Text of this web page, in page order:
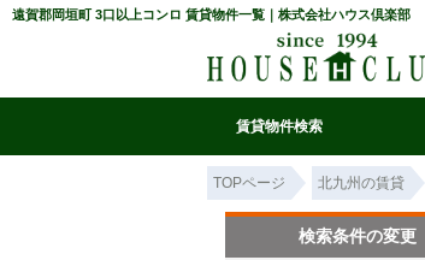
遠賀郡岡垣町 3口以上コンロ 賃貸物件一覧｜株式会社ハウス倶楽部
賃貸物件検索
条件検索
お気に入り
閲覧履歴
マイ条件リスト
TOPページ 北九州の賃貸
検索条件の変更